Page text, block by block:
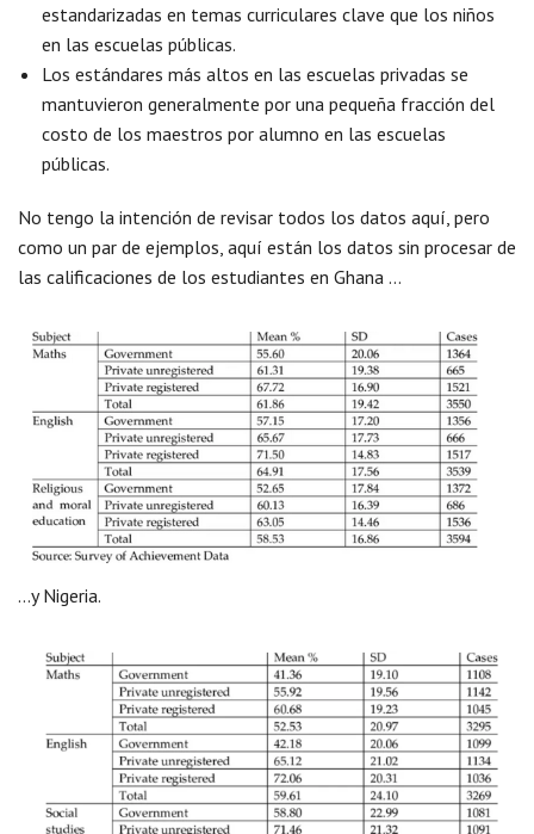
estandarizadas en temas curriculares clave que los niños
en las escuelas públicas.
Los estándares más altos en las escuelas privadas se
mantuvieron generalmente por una pequeña fracción del
costo de los maestros por alumno en las escuelas
públicas.
No tengo la intención de revisar todos los datos aquí, pero
como un par de ejemplos, aquí están los datos sin procesar de
las calificaciones de los estudiantes en Ghana …
…y Nigeria.